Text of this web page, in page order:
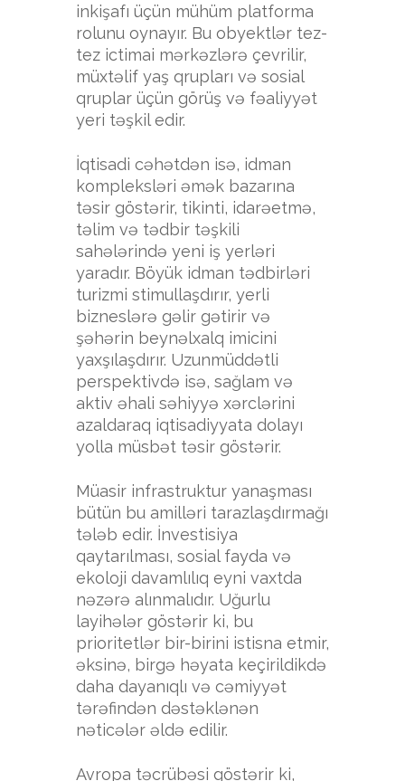
inkişafı üçün mühüm platforma
rolunu oynayır. Bu obyektlər tez-
tez ictimai mərkəzlərə çevrilir,
müxtəlif yaş qrupları və sosial
qruplar üçün görüş və fəaliyyət
yeri təşkil edir.
İqtisadi cəhətdən isə, idman
kompleksləri əmək bazarına
təsir göstərir, tikinti, idarəetmə,
təlim və tədbir təşkili
sahələrində yeni iş yerləri
yaradır. Böyük idman tədbirləri
turizmi stimullaşdırır, yerli
bizneslərə gəlir gətirir və
şəhərin beynəlxalq imicini
yaxşılaşdırır. Uzunmüddətli
perspektivdə isə, sağlam və
aktiv əhali səhiyyə xərclərini
azaldaraq iqtisadiyyata dolayı
yolla müsbət təsir göstərir.
Müasir infrastruktur yanaşması
bütün bu amilləri tarazlaşdırmağı
tələb edir. İnvestisiya
qaytarılması, sosial fayda və
ekoloji davamlılıq eyni vaxtda
nəzərə alınmalıdır. Uğurlu
layihələr göstərir ki, bu
prioritetlər bir-birini istisna etmir,
əksinə, birgə həyata keçirildikdə
daha dayanıqlı və cəmiyyət
tərəfindən dəstəklənən
nəticələr əldə edilir.
Avropa təcrübəsi göstərir ki,